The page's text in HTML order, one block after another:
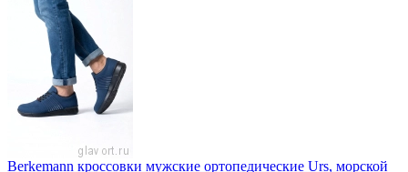
Berkemann кроссовки мужские ортопедические Urs, морской